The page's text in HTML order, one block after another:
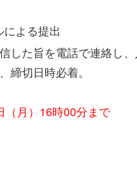
よる提出
した旨を電話で連絡し、
締切日時必着。
（月）16時00分まで